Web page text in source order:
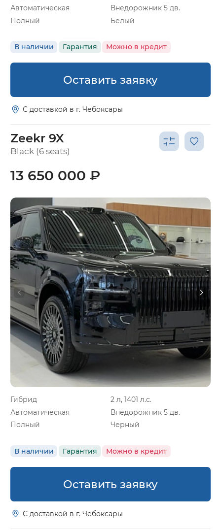
Автоматическая
Внедорожник 5 дв.
Полный
Белый
В наличии Гарантия Можно в кредит
Оставить заявку
С доставкой в г. Чебоксары
Zeekr 9X
Black (6 seats)
Гибрид
2 л, 1401 л.с.
Автоматическая
Внедорожник 5 дв.
Полный
Черный
В наличии Гарантия Можно в кредит
13 650 000 ₽
Оставить заявку
С доставкой в г. Чебоксары